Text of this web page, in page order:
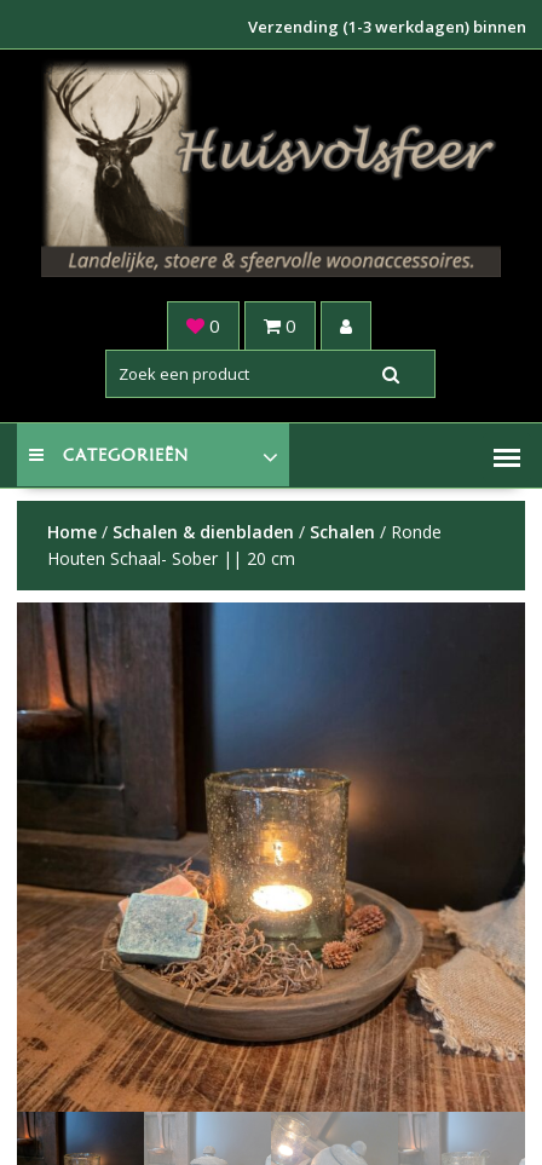
inhoud
Verzending (1-3 werkdagen) binnen NL
0 0
CATEGORIEËN
Home/ Schalen & dienbladen / Schalen / Ronde
Houten Schaal- Sober || 20 cm